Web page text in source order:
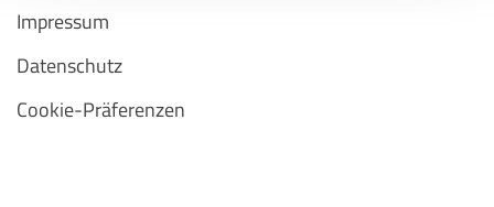
Impressum
Datenschutz
Cookie-Präferenzen